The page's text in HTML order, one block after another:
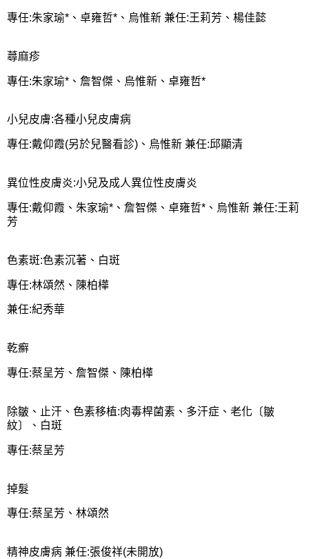
專任:朱家瑜*、卓雍哲*、烏惟新 兼任:王莉芳、楊佳懿
蕁麻疹
專任:朱家瑜*、詹智傑、烏惟新、卓雍哲*
小兒皮膚:各種小兒皮膚病
專任:戴仰霞(另於兒醫看診)、烏惟新 兼任:邱顯清
異位性皮膚炎:小兒及成人異位性皮膚炎
專任:戴仰霞、朱家瑜*、詹智傑、卓雍哲*、烏惟新 兼任:王莉
芳
色素斑:色素沉著、白斑
專任:林頌然、陳柏樺
兼任:紀秀華
乾癬
專任:蔡呈芳、詹智傑、陳柏樺
除皺、止汗、色素移植:肉毒桿菌素、多汗症、老化〔皺
紋〕、白斑
專任:蔡呈芳
掉髮
專任:蔡呈芳、林頌然
精神皮膚病 兼任:張俊祥(未開放)